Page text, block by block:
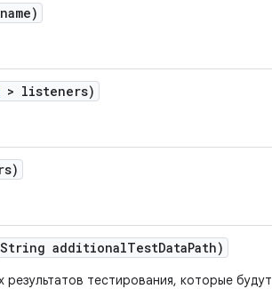
> listeners)
additionalTestDataPath)
тестирования, которые будут